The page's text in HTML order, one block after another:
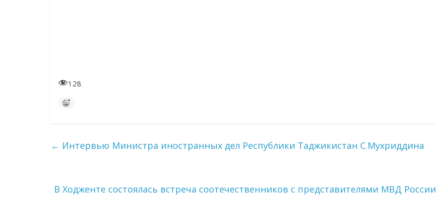
128
← Интервью Министра иностранных дел Республики Таджикистан С.Мухриддина
В Ходженте состоялась встреча соотечественников с представителями МВД России